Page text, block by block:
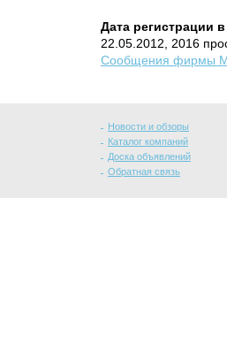
Дата регистрации в
22.05.2012, 2016
Сообщения фирмы
Новости и обзоры
Каталог компаний
Доска объявлений
Обратная связь